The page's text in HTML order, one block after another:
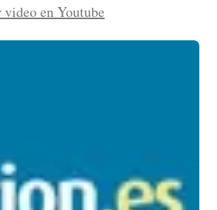
video en Youtube